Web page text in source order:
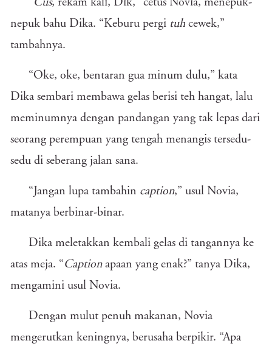
“Cus, rekam kali, Dik,” cetus Novia, menepuk-
nepuk bahu Dika. “Keburu pergi tuh cewek,”
tambahnya.
“Oke, oke, bentaran gua minum dulu,” kata
Dika sembari membawa gelas berisi teh hangat, lalu
meminumnya dengan pandangan yang tak lepas dari
seorang perempuan yang tengah menangis tersedu-
sedu di seberang jalan sana.
“Jangan lupa tambahin caption,” usul Novia,
matanya berbinar-binar.
Dika meletakkan kembali gelas di tangannya ke
atas meja. “Captionapaan yang enak?” tanya Dika,
mengamini usul Novia.
Dengan mulut penuh makanan, Novia
mengerutkan keningnya, berusaha berpikir. “Apa